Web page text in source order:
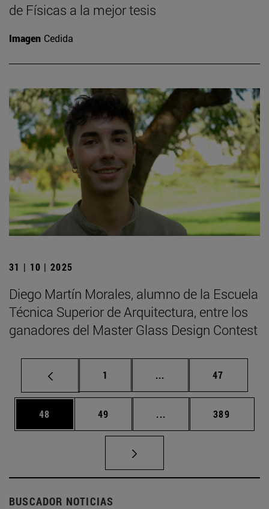
de Físicas a la mejor tesis
Imagen Cedida
31 | 10 | 2025
Diego Martín Morales, alumno de la Escuela
Técnica Superior de Arquitectura, entre los
ganadores del Master Glass Design Contest
Página
1 ... Páginas intermedias
Página
47
Página
48 Página
49 ... Páginas intermedias
Página
389
BUSCADOR NOTICIAS